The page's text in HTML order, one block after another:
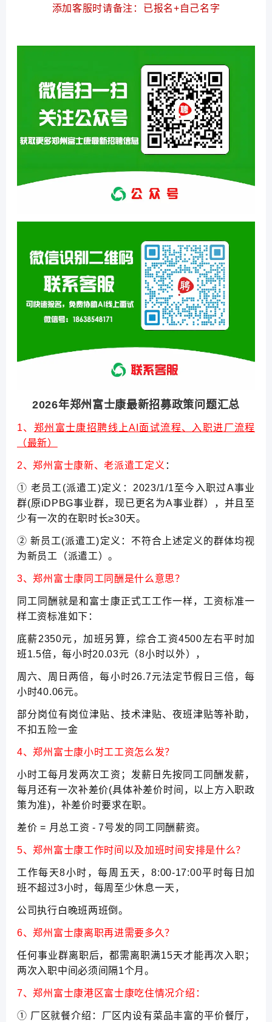
添加客服时请备注：已报名+自己名字
2026年郑州富士康最新招募政策问题汇总
1、 郑州富士康招聘线上AI面试流程、入职进厂流程
（最新）
2、郑州富士康新、老派遣工定义 ：
① 老员工(派遣工)定义：2023/1/1至今入职过A事业
群(原iDPBG事业群，现已更名为A事业群），并且至
少有一次的在职时长≥30天。
② 新员工(派遣工)定义：不符合上述定义的群体均视
为新员工（派遣工）。
3、郑州富士康同工同酬是什么意思？
同工同酬就是和富士康正式工工作一样，工资标准一
样工资标准如下：
底薪2350元，加班另算，综合工资4500左右平时加
班1.5倍，每小时20.03元（8小时以外），
周六、周日两倍，每小时26.7元法定节假日三倍，每
小时40.06元。
部分岗位有岗位津贴、技术津贴、夜班津贴等补助，
不扣五险一金
4、郑州富士康小时工工资怎么发？
小时工每月发两次工资；发薪日先按同工同酬发薪，
每月还有一次补差价(具体补差价时间，以上方入职政
策为准)，补差价时要求在职。
差价 = 月总工资 - 7号发的同工同酬薪资。
5、郑州富士康工作时间以及加班时间安排是什么？
工作每天8小时，每周五天，8:00-17:00平时每日加
班不超过3小时，每周至少休息一天，
公司执行白晚班两班倒。
6、郑州富士康离职再进需要多久？
任何事业群离职后，都需离职满15天才能再次入职；
两次入职中间必须间隔1个月。
7、郑州富士康港区富士康吃住情况介绍：
① 厂区就餐介绍：厂区内设有菜品丰富的平价餐厅，